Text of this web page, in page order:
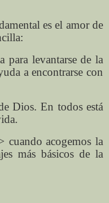
es el amor de
para levantarse de la
a encontrarse con
Dios. En todos está
cuando acogemos la
más básicos de la